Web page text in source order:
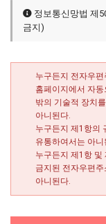
정보통신망법 제
금지)
누구든지 전자우
홈페이지에서 자
밖의 기술적 장치
아니된다.
누구든지 제1항의
유통하여서는 아니
누구든지 제1항 및
금지된 전자우편
아니된다.